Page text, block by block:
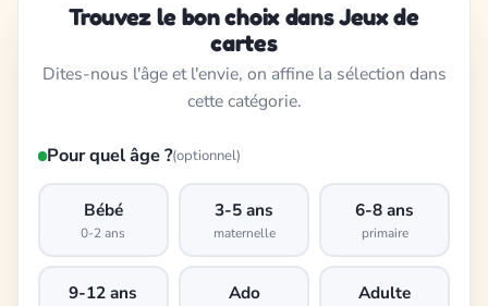
Trouvez le bon choix dans Jeux de
cartes
Dites-nous l'âge et l'envie, on affine la sélection dans
cette catégorie.
Pour quel âge ?(optionnel)
Bébé
0-2 ans
3-5 ans
maternelle
6-8 ans
primaire
9-12 ans Ado Adulte